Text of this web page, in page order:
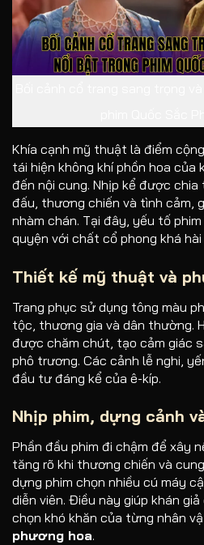
Khía cạnh mỹ thuật là điểm
tái hiện không khí phồn hoa
đến nội cung. Nhịp kể được chia
đấu, thương chiến và tình cảm,
nhàm chán. Tại đây, yếu tố
quyện với chất cổ phong khá hài
Thiết kế mỹ thuật và
Trang phục sử dụng tông màu
tộc, thương gia và dân thường.
được chăm chút, tạo cảm giác
phô trương. Các cảnh lễ nghi,
đầu tư đáng kể của ê-kíp.
Nhịp phim, dựng cảnh
Phần đầu phim đi chậm để xây
tăng rõ khi thương chiến và
dựng phim chọn nhiều cú máy
diễn viên. Điều này giúp khán
chọn khó khăn của từng nhân
phương hoa.